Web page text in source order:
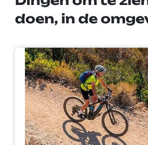
doen, in de